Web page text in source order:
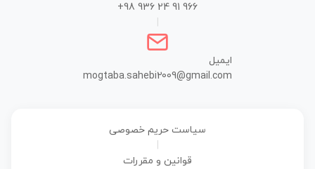
+98 936 24 91 966
ایمیل
mogtaba.sahebi2009@gmail.com
سیاست حریم خصوصی
قوانین و مقررات